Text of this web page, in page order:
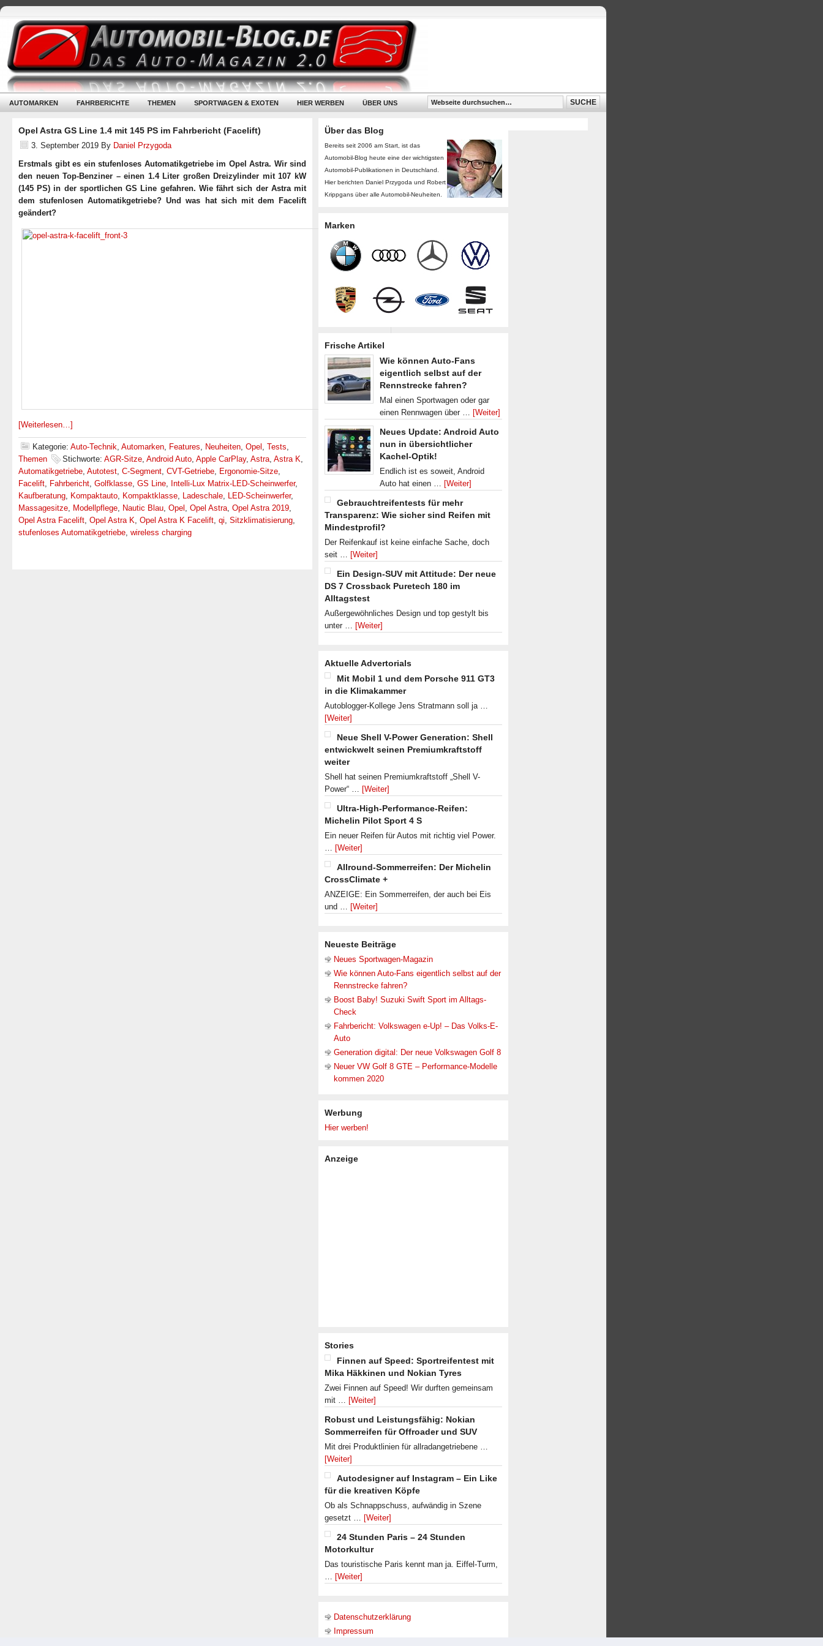
AUTOMARKEN FAHRBERICHTE THEMEN SPORTWAGEN & EXOTEN HIER WERBEN ÜBER UNS
Opel Astra GS Line 1.4 mit 145 PS im Fahrbericht (Facelift)
3. September 2019 By Daniel Przygoda
Erstmals gibt es ein stufenloses Automatikgetriebe im Opel Astra. Wir sind
den neuen Top-Benziner – einen 1.4 Liter großen Dreizylinder mit 107 kW
(145 PS) in der sportlichen GS Line gefahren. Wie fährt sich der Astra mit
dem stufenlosen Automatikgetriebe? Und was hat sich mit dem Facelift
geändert?
[Weiterlesen…]
Kategorie: Auto-Technik, Automarken, Features, Neuheiten, Opel , Tests,
Themen
Stichworte: AGR-Sitze, Android Auto, Apple CarPlay, Astra, Astra K,
Automatikgetriebe, Autotest, C-Segment, CVT-Getriebe, Ergonomie-Sitze,
Facelift, Fahrbericht, Golfklasse, GS Line, Intelli-Lux Matrix-LED-Scheinwerfer,
Kaufberatung, Kompaktauto, Kompaktklasse, Ladeschale, LED-Scheinwerfer,
Massagesitze, Modellpflege, Nautic Blau, Opel , Opel Astra, Opel Astra 2019,
Opel Astra Facelift, Opel Astra K, Opel Astra K Facelift, qi, Sitzklimatisierung,
stufenloses Automatikgetriebe, wireless charging
Über das Blog
Bereits seit 2006 am Start, ist das
Automobil-Blog heute eine der wichtigsten
Automobil-Publikationen in Deutschland.
Hier berichten Daniel Przygoda und Robert
Krippgans über alle Automobil-Neuheiten.
Marken
Frische Artikel
Wie können Auto-Fans
eigentlich selbst auf der
Rennstrecke fahren?
Mal einen Sportwagen oder gar
einen Rennwagen über … [Weiter]
Neues Update: Android Auto
nun in übersichtlicher
Kachel-Optik!
Endlich ist es soweit, Android
Auto hat einen … [Weiter]
Gebrauchtreifentests für mehr
Transparenz: Wie sicher sind Reifen mit
Mindestprofil?
Der Reifenkauf ist keine einfache Sache, doch
seit … [Weiter]
Ein Design-SUV mit Attitude: Der neue
DS 7 Crossback Puretech 180 im
Alltagstest
Außergewöhnliches Design und top gestylt bis
unter … [Weiter]
Aktuelle Advertorials
Mit Mobil 1 und dem Porsche 911 GT3
in die Klimakammer
Autoblogger-Kollege Jens Stratmann soll ja …
[Weiter]
Neue Shell V-Power Generation: Shell
entwickwelt seinen Premiumkraftstoff
weiter
Shell hat seinen Premiumkraftstoff „Shell V-
Power“ … [Weiter]
Ultra-High-Performance-Reifen:
Michelin Pilot Sport 4 S
Ein neuer Reifen für Autos mit richtig viel Power.
… [Weiter]
Allround-Sommerreifen: Der Michelin
CrossClimate +
ANZEIGE: Ein Sommerreifen, der auch bei Eis
und … [Weiter]
Neueste Beiträge
Neues Sportwagen-Magazin
Wie können Auto-Fans eigentlich selbst auf der
Rennstrecke fahren?
Boost Baby! Suzuki Swift Sport im Alltags-
Check
Fahrbericht: Volkswagen e-Up! – Das Volks-E-
Auto
Generation digital: Der neue Volkswagen Golf 8
Neuer VW Golf 8 GTE – Performance-Modelle
kommen 2020
Werbung
Hier werben!
Anzeige
Stories
Finnen auf Speed: Sportreifentest mit
Mika Häkkinen und Nokian Tyres
Zwei Finnen auf Speed! Wir durften gemeinsam
mit … [Weiter]
Robust und Leistungsfähig: Nokian
Sommerreifen für Offroader und SUV
Mit drei Produktlinien für allradangetriebene …
[Weiter]
Autodesigner auf Instagram – Ein Like
für die kreativen Köpfe
Ob als Schnappschuss, aufwändig in Szene
gesetzt … [Weiter]
24 Stunden Paris – 24 Stunden
Motorkultur
Das touristische Paris kennt man ja. Eiffel-Turm,
… [Weiter]
Datenschutzerklärung
Impressum